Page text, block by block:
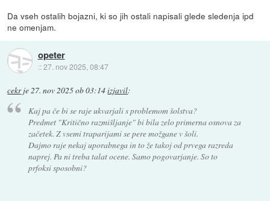
Da vseh ostalih bojazni, ki so jih ostali napisali glede sledenja ipd
ne omenjam.
opeter
::27. nov 2025, 08:47
cekrje27. nov 2025 ob 03:14izjavil:
Kaj pa če bi se raje ukvarjali s problemom šolstva?
Predmet "Kritično razmišljanje" bi bila zelo primerna osnova za
začetek. Z vsemi traparijami se pere možgane v šoli.
Dajmo raje nekaj uporabnega in to že takoj od prvega razreda
naprej. Pa ni treba talat ocene. Samo pogovarjanje. So to
prfoksi sposobni?